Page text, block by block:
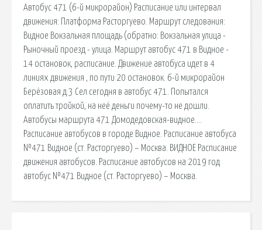
Автобус 471 (6-й микрорайон) Расписание или интервал
движения: Платформа Расторгуево. Маршрут следования:
Видное Вокзальная площадь (обратно: Вокзальная улица -
Рыночный проезд - улица. Маршрут автобус 471 в Видное -
14 остановок, расписание. Движение автобуса идет в 4
линиях движения , по пути 20 остановок. 6-й микрорайон
Берёзовая д.3 Сел сегодня в автобус 471. Попытался
оплатить тройкой, на неё деньги почему-то не дошли.
Автобусы маршрута 471 Домодедовская-видное….
Расписание автобусов в городе Видное. Расписание автобуса
№471 Видное (ст. Расторгуево) – Москва. ВИДНОЕ Расписание
движения автобусов. Расписание автобусов на 2019 год
автобус №471 Видное (ст. Расторгуево) – Москва.